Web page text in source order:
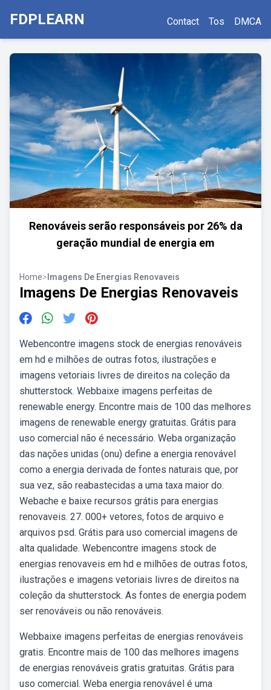
FDPLEARN Contact Tos DMCA
Renováveis serão responsáveis por 26% da
geração mundial de energia em
Home> Imagens De Energias Renovaveis
Imagens De Energias Renovaveis
Webencontre imagens stock de energias renováveis
em hd e milhões de outras fotos, ilustrações e
imagens vetoriais livres de direitos na coleção da
shutterstock. Webbaixe imagens perfeitas de
renewable energy. Encontre mais de 100 das melhores
imagens de renewable energy gratuitas. Grátis para
uso comercial não é necessário. Weba organização
das nações unidas (onu) define a energia renovável
como a energia derivada de fontes naturais que, por
sua vez, são reabastecidas a uma taxa maior do.
Webache e baixe recursos grátis para energias
renovaveis. 27. 000+ vetores, fotos de arquivo e
arquivos psd. Grátis para uso comercial imagens de
alta qualidade. Webencontre imagens stock de
energias renovaveis em hd e milhões de outras fotos,
ilustrações e imagens vetoriais livres de direitos na
coleção da shutterstock. As fontes de energia podem
ser renováveis ou não renováveis.
Webbaixe imagens perfeitas de energias renováveis
gratis. Encontre mais de 100 das melhores imagens
de energias renováveis gratis gratuitas. Grátis para
uso comercial. Weba energia renovável é uma